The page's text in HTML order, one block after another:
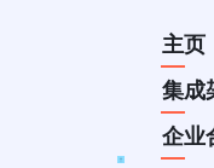
Main
主页
集成
企业